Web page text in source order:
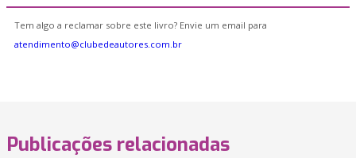
Tem algo a reclamar sobre este livro? Envie um email para
atendimento@clubedeautores.com.br
Publicações relacionadas